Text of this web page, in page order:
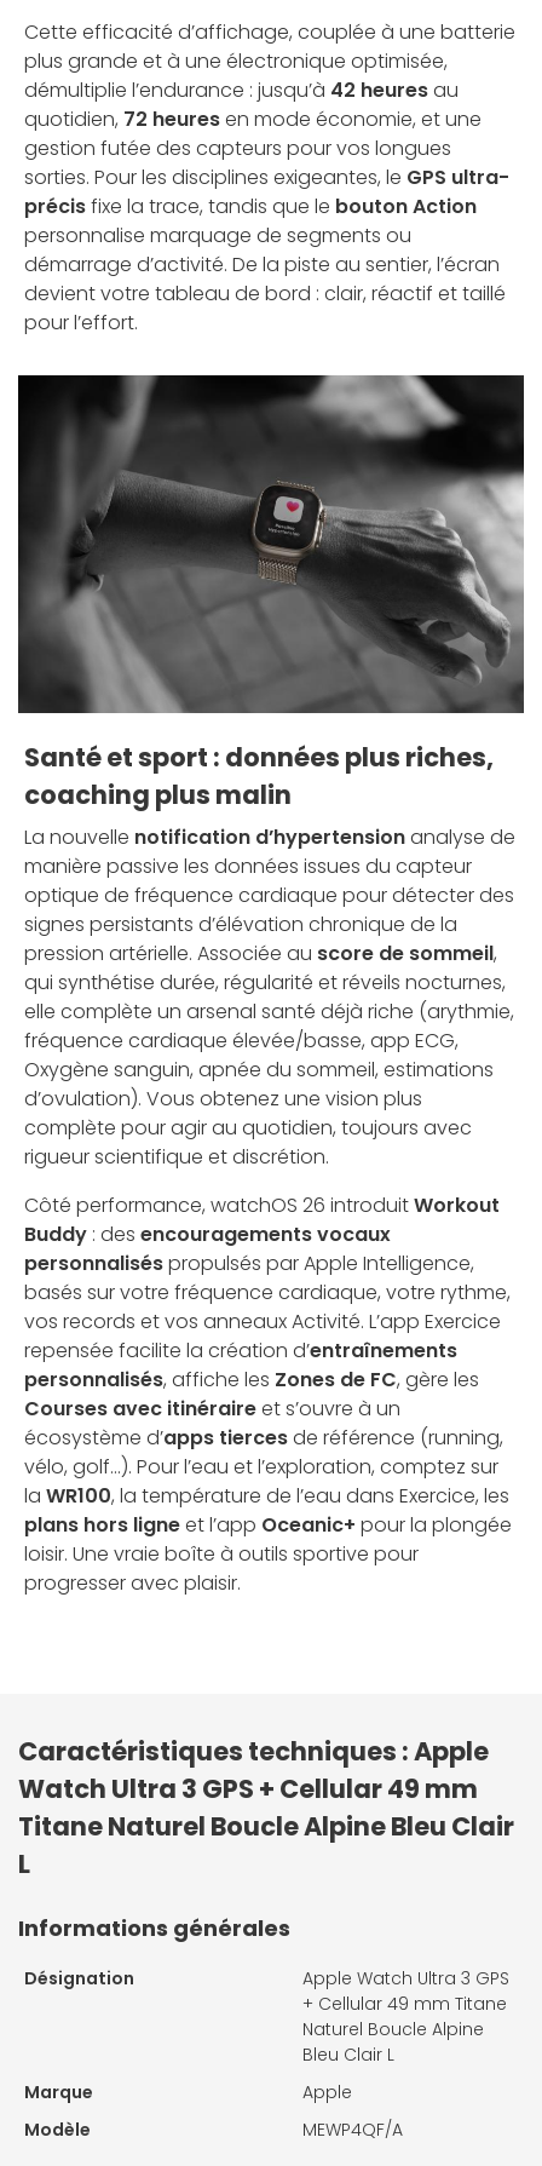
Cette efficacité d’affichage, couplée à une batterie
plus grande et à une électronique optimisée,
démultiplie l’endurance : jusqu’à 42 heuresau
quotidien, 72 heuresen mode économie, et une
gestion futée des capteurs pour vos longues
sorties. Pour les disciplines exigeantes, le GPS ultra-
précisfixe la trace, tandis que le bouton Action
personnalise marquage de segments ou
démarrage d’activité. De la piste au sentier, l’écran
devient votre tableau de bord : clair, réactif et taillé
pour l’effort.
Santé et sport : données plus riches,
coaching plus malin
La nouvelle notification d’hypertensionanalyse de
manière passive les données issues du capteur
optique de fréquence cardiaque pour détecter des
signes persistants d’élévation chronique de la
pression artérielle. Associée au score de sommeil,
qui synthétise durée, régularité et réveils nocturnes,
elle complète un arsenal santé déjà riche (arythmie,
fréquence cardiaque élevée/basse, app ECG,
Oxygène sanguin, apnée du sommeil, estimations
d’ovulation). Vous obtenez une vision plus
complète pour agir au quotidien, toujours avec
rigueur scientifique et discrétion.
Côté performance, watchOS 26 introduitWorkout
Buddy : des encouragements vocaux
personnaliséspropulsés par Apple Intelligence,
basés sur votre fréquence cardiaque, votre rythme,
vos records et vos anneaux Activité. L’app Exercice
repensée facilite la création d’entraînements
personnalisés, affiche les Zones de FC, gère les
Courses avec itinéraireet s’ouvre à un
écosystème d’apps tiercesde référence (running,
vélo, golf…). Pour l’eau et l’exploration, comptez sur
la WR100, la température de l’eau dans Exercice, les
plans hors ligneet l’app Oceanic+ pour la plongée
loisir. Une vraie boîte à outils sportive pour
progresser avec plaisir.
Caractéristiques techniques : Apple
Watch Ultra 3 GPS + Cellular 49 mm
Titane Naturel Boucle Alpine Bleu Clair
L
Informations générales
Désignation
Apple Watch Ultra 3 GPS
+ Cellular 49 mm Titane
Naturel Boucle Alpine
Bleu Clair L
Marque
Apple
Modèle
MEWP4QF/A